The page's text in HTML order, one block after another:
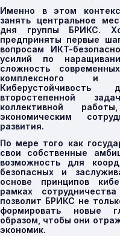
Именно в этом
занять центральное
дня группы БРИКС.
предприняты первые
вопросам ИКТ-
усилий по
сложность
комплексного и
второстепенной
коллективной
экономическим
развития.
По мере того как
свои собственные
возможность для
безопасных и
основе принципов
рамках
позволит БРИКС не
формировать новые
образом, чтобы они
экономик.